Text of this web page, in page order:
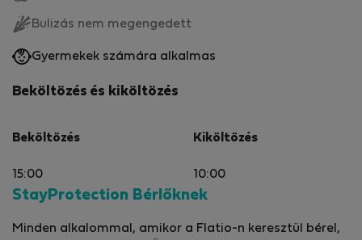
Bulizás nem megengedett
Gyermekek számára alkalmas
Beköltözés és kiköltözés
Beköltözés
15:00
Kiköltözés
10:00
StayProtection Bérlőknek
Minden alkalommal, amikor a Flatio-n keresztül bérel,